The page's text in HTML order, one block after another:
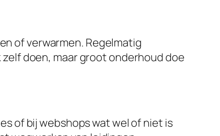
of verwarmen. Regelmatig
doen, maar groot onderhoud doe
of bij webshops wat wel of niet is